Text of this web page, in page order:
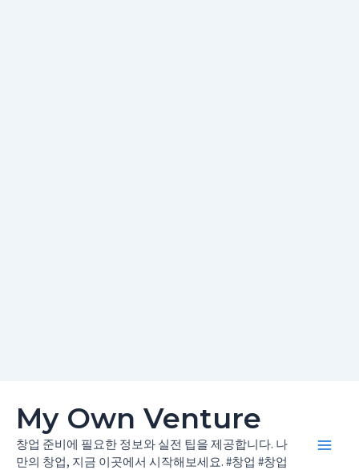
My Own Venture
창업 준비에 필요한 정보와 실전 팁을 제공합니다. 나
만의 창업, 지금 이곳에서 시작해보세요. #창업 #창업